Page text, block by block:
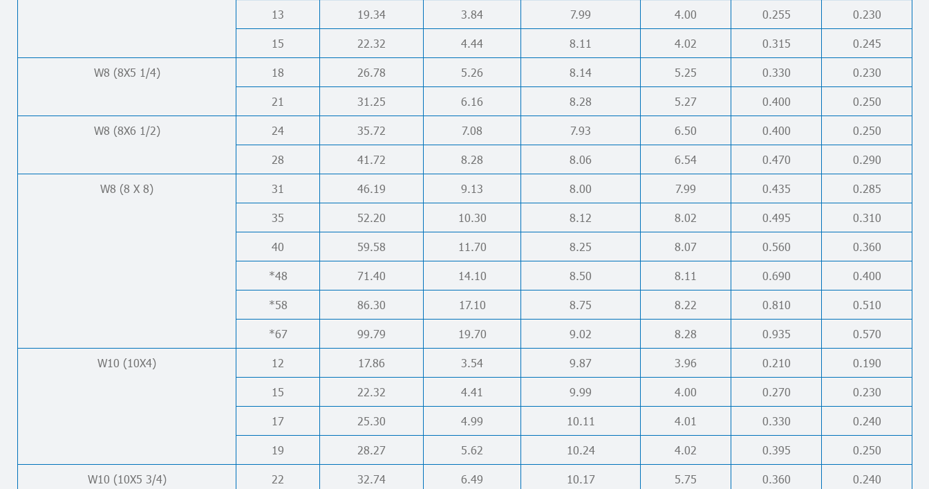
13
19.34 3.84 7.99 4.00 0.255
0.230
15
22.32 4.44 8.11 4.02 0.315
0.245
W8 (8X5 1/4)
18 26.78 5.26 8.14 5.25 0.330
0.230
21
31.25 6.16 8.28 5.27 0.400
0.250
W8 (8X6 1/2)
24 35.72 7.08 7.93 6.50 0.400
0.250
28
41.72 8.28 8.06 6.54 0.470
0.290
W8 (8 X 8)
31 46.19 9.13 8.00 7.99 0.435
0.285
35
52.20 10.30 8.12 8.02 0.495
0.310
40
59.58 11.70 8.25 8.07 0.560
0.360
*48
71.40 14.10 8.50 8.11 0.690
0.400
*58
86.30 17.10 8.75 8.22 0.810
0.510
*67
99.79 19.70 9.02 8.28 0.935
0.570
W10 (10X4)
12 17.86 3.54 9.87 3.96 0.210
0.190
15
22.32 4.41 9.99 4.00 0.270
0.230
17
25.30 4.99 10.11 4.01 0.330
0.240
19
28.27 5.62 10.24 4.02 0.395
0.250
W10 (10X5 3/4)
22 32.74 6.49 10.17 5.75 0.360
0.240